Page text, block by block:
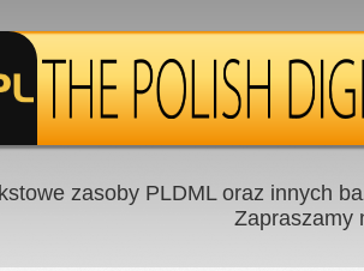
zasoby PLDML oraz innych
Zapraszamy